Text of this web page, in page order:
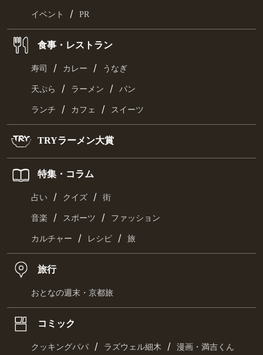
イベント / PR
食事・レストラン
寿司 / カレー / うなぎ
天ぷら / ラーメン / パン
ランチ / カフェ / スイーツ
TRYラーメン大賞
特集・コラム
占い / クイズ / 街
音楽 / スポーツ / ファッション
カルチャー / レシピ / 旅
旅行
おとなの週末・京都旅
コミック
クッキングパパ / ラズウェル細木 / 漫画・満吉くん